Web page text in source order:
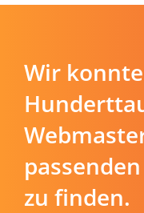
Wir
zu finden.